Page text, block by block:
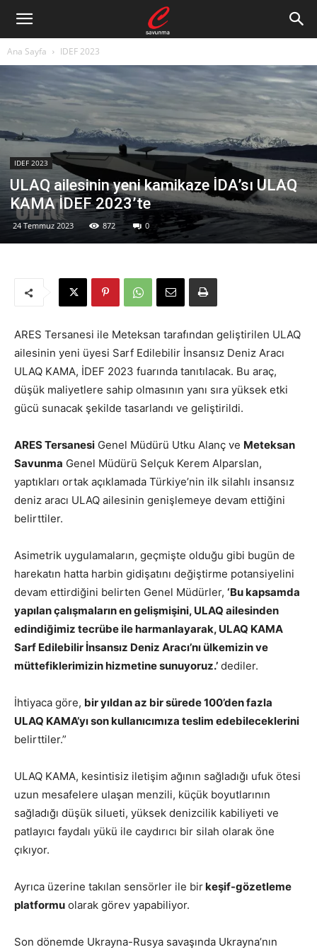
Ana Sayfa IDEF 2023
IDEF 2023
ULAQ ailesinin yeni kamikaze İDA’sı ULAQ
KAMA İDEF 2023’te
24 Temmuz 2023 872 0
ARES Tersanesi ile Meteksan tarafından geliştirilen ULAQ
ailesinin yeni üyesi Sarf Edilebilir İnsansız Deniz Aracı
ULAQ KAMA, İDEF 2023 fuarında tanıtılacak. Bu araç,
düşük maliyetlere sahip olmasının yanı sıra yüksek etki
gücü sunacak şekilde tasarlandı ve geliştirildi.
ARES Tersanesi Genel Müdürü Utku Alanç ve Meteksan
Savunma Genel Müdürü Selçuk Kerem Alparslan,
yaptıkları ortak açıklamada Türkiye’nin ilk silahlı insansız
deniz aracı ULAQ ailesinin genişlemeye devam ettiğini
belirttiler.
Asimetrik uygulamaların, geçmişte olduğu gibi bugün de
harekatın hatta harbin gidişatını değiştirme potansiyelini
devam ettirdiğini belirten Genel Müdürler, ‘Bu kapsamda
yapılan çalışmaların en gelişmişini, ULAQ ailesinden
edindiğimiz tecrübe ile harmanlayarak, ULAQ KAMA
Sarf Edilebilir İnsansız Deniz Aracı’nı ülkemizin ve
müttefiklerimizin hizmetine sunuyoruz.’ dediler.
İhtiyaca göre, bir yıldan az bir sürede 100’den fazla
ULAQ KAMA’yı son kullanıcımıza teslim edebileceklerini
belirttiler.”
ULAQ KAMA, kesintisiz iletişim ağının sağladığı ufuk ötesi
uzun mesafelere ulaşan menzili, küçük boyutlarının
sağladığı düşük silueti, yüksek denizcilik kabiliyeti ve
patlayıcı faydalı yükü ile caydırıcı bir silah olarak öne
çıkıyor.
Ayrıca üzerine takılan sensörler ile birkeşif-gözetleme
platformu olarak görev yapabiliyor.
Son dönemde Ukrayna-Rusya savaşında Ukrayna’nın